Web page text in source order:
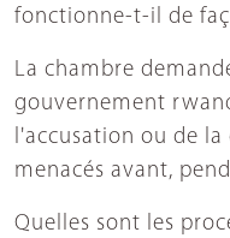
fonctionne-t-il de
La chambre
gouvernement
l'accusation ou de la
menacés avant,
Quelles sont les